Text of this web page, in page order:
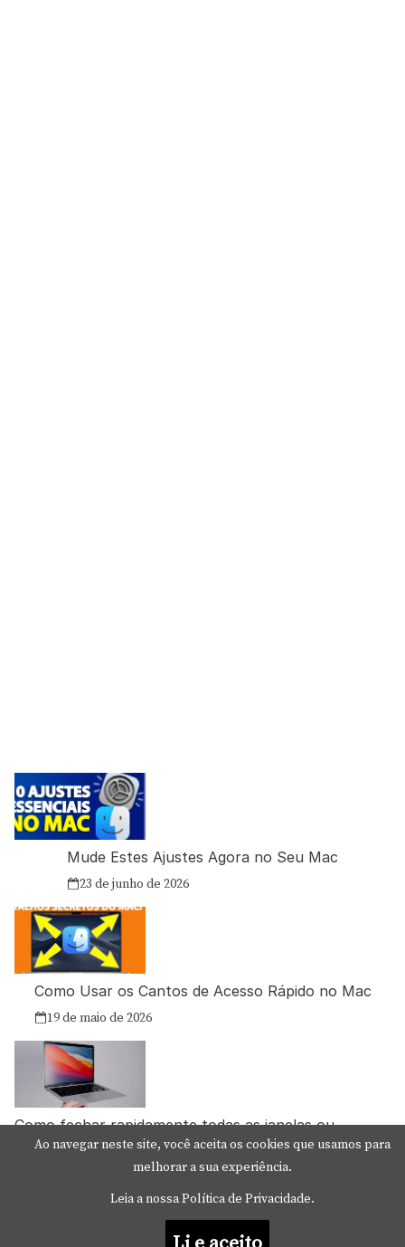
Mude Estes Ajustes Agora no Seu Mac
23 de junho de 2026
Como Usar os Cantos de Acesso Rápido no Mac
19 de maio de 2026
Como fechar rapidamente todas as janelas ou
aplicativos abertos no Mac
Ao navegar neste site, você aceita os cookies que usamos para
melhorar a sua experiência.
Leia a nossa Política de Privacidade.